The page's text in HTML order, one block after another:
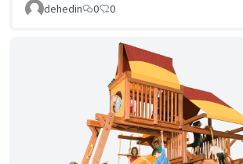
dehedin
0 0